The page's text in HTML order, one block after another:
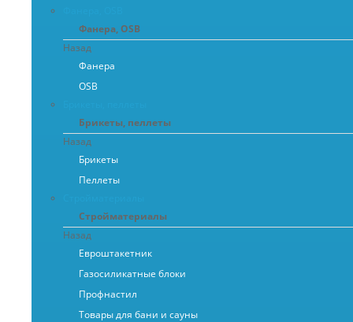
Фанера, OSB
Назад
Фанера
OSB
Брикеты, пеллеты
Назад
Брикеты
Пеллеты
Стройматериалы
Назад
Евроштакетник
Газосиликатные блоки
Профнастил
Товары для бани и сауны